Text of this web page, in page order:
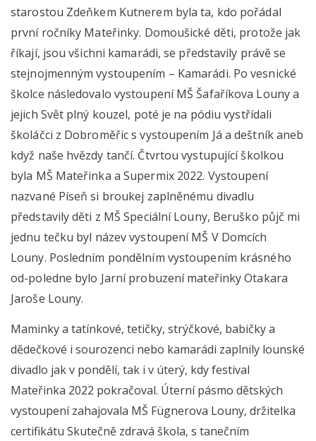
starostou Zdeňkem Kutnerem byla ta, kdo pořádal
první ročníky Mateřinky. Domoušické děti, protože jak
říkají, jsou všichni kamarádi, se představily právě se
stejnojmenným vystoupením – Kamarádi. Po vesnické
školce následovalo vystoupení MŠ Šafaříkova Louny a
jejich Svět plný kouzel, poté je na pódiu vystřídali
školáčci z Dobroměřic s vystoupením Já a deštník aneb
když naše hvězdy tančí. Čtvrtou vystupující školkou
byla MŠ Mateřinka a Supermix 2022. Vystoupení
nazvané Píseň si broukej zaplněnému divadlu
představily děti z MŠ Speciální Louny, Beruško půjč mi
jednu tečku byl název vystoupení MŠ V Domcích
Louny. Posledním pondělním vystoupením krásného
od-poledne bylo Jarní probuzení mateřinky Otakara
Jaroše Louny.
Maminky a tatínkové, tetičky, strýčkové, babičky a
dědečkové i sourozenci nebo kamarádi zaplnily lounské
divadlo jak v pondělí, tak i v úterý, kdy festival
Mateřinka 2022 pokračoval. Úterní pásmo dětských
vystoupení zahajovala MŠ Fügnerova Louny, držitelka
certifikátu Skutečně zdravá škola, s tanečním